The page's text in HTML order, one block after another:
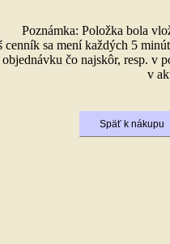
Poznámka: Položka bola
cenník sa mení každých 5
čo najskôr, resp. v
v